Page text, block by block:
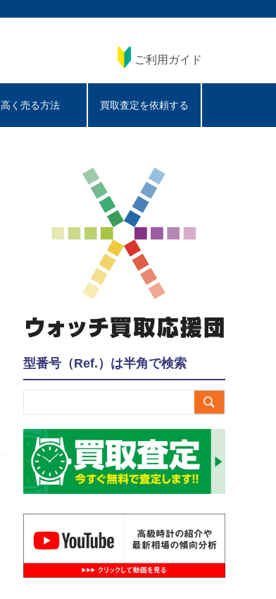
ご利用ガイド
高く売る方法 買取査定を依頼する
型番号（Ref.）は半角で検索
